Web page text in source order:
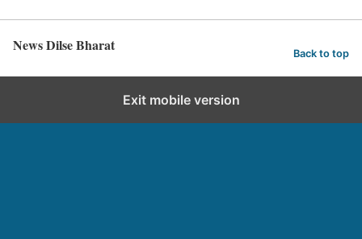
News Dilse Bharat Back to top
Exit mobile version